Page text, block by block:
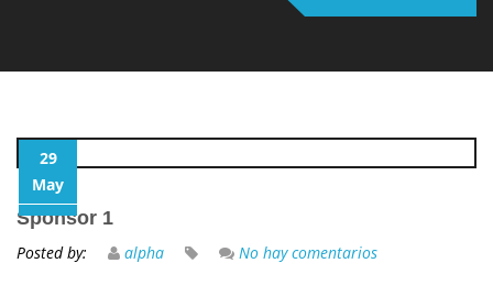
29
May
Sponsor 1
Posted by: alpha No hay comentarios